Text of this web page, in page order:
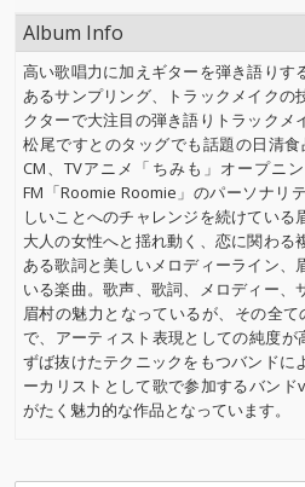
Album Info
高い歌唱力に加えギターを弾き語りす
あるサンプリング、トラックメイクの
クターで大注目の弾き語りトラックメ
松尾ですとのタッグでも話題の日清
CM、TVアニメ「ちみも」オープニ
FM「Roomie Roomie」のパーソナリ
しいことへのチャレンジを続けている
大人の女性へと揺れ動く、恋に関わる
ある歌詞と美しいメロディーライン、
いる楽曲。歌声、歌詞、メロディー、
眉村の魅力となっているが、その全
で、アーティスト表現としての純度が
ずば抜けたテクニックをもつバンドに
ーカリストとして歌で参加するバン
がたく魅力的な作品となっています。